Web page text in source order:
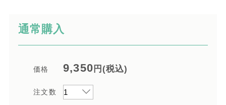
通常購入
価格 9,350 円(税込)
注文数